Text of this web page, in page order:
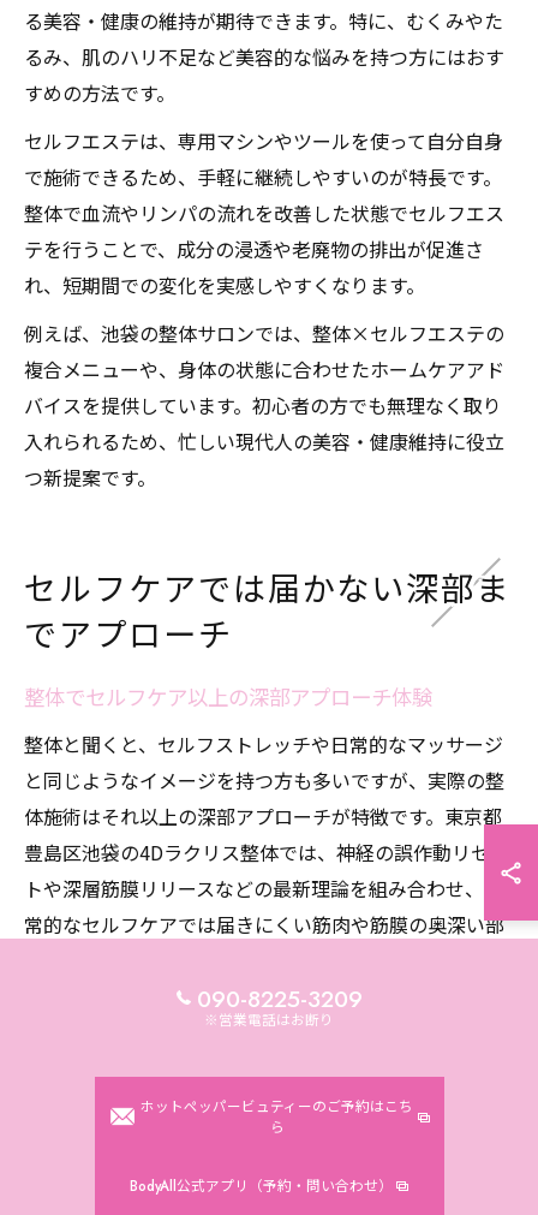
る美容・健康の維持が期待できます。特に、むくみやた
るみ、肌のハリ不足など美容的な悩みを持つ方にはおす
すめの方法です。
セルフエステは、専用マシンやツールを使って自分自身
で施術できるため、手軽に継続しやすいのが特長です。
整体で血流やリンパの流れを改善した状態でセルフエス
テを行うことで、成分の浸透や老廃物の排出が促進さ
れ、短期間での変化を実感しやすくなります。
例えば、池袋の整体サロンでは、整体×セルフエステの
複合メニューや、身体の状態に合わせたホームケアアド
バイスを提供しています。初心者の方でも無理なく取り
入れられるため、忙しい現代人の美容・健康維持に役立
つ新提案です。
セルフケアでは届かない深部ま
でアプローチ
整体でセルフケア以上の深部アプローチ体験
整体と聞くと、セルフストレッチや日常的なマッサージ
と同じようなイメージを持つ方も多いですが、実際の整
体施術はそれ以上の深部アプローチが特徴です。東京都
豊島区池袋の4Dラクリス整体では、神経の誤作動リセッ
トや深層筋膜リリースなどの最新理論を組み合わせ、日
常的なセルフケアでは届きにくい筋肉や筋膜の奥深い部
この深部アプローチにより、慢性的な肩こりや腰痛・疲
ば、表面的なマッサージでは一時的な軽減しか得られな
かった症状も、4Dラクリス整体独自の手技で長年の悩み
特に、長時間のデスクワークや立ち仕事による肩や腰の
090-8225-3209
※営業電話はお断り
ホットペッパービュティーのご予約はこち
ら
BodyAll公式アプリ（予約・問い合わせ）